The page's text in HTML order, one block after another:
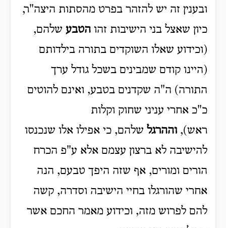
ובענין זה יש להזהר בפרט מהסתות היצה"ר,
כיון שאצל בני הישיבות זהו הטבע שלהם,
(וכידוע שאלו השוקדים בתורה בילדותם
(היינו קודם שמבינים בשכל גודל ערך
התורה) ה"ה שקדנים בטבע, ואינם להוטים
כ"כ אחרי עניני שחוק וקלות
ראש), וההרגל שלהם, כי אפילו אלו שנכנסו
להישיבה לא ברצון עצמם אלא ע"פ הכרח
הורים ומורים, אף שזה היפך טבעם, הנה
אחרי שהורגלו בחיי הישיבה וסדרה, קשה
להם לפרוש מזה, וכידוע מאמר החכם אשר